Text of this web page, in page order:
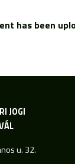
has been
JOGI
u. 32.